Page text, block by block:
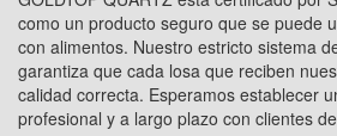
como un producto seguro que se puede
con alimentos. Nuestro estricto sistema
garantiza que cada losa que reciben
calidad correcta. Esperamos establecer
profesional y a largo plazo con clientes